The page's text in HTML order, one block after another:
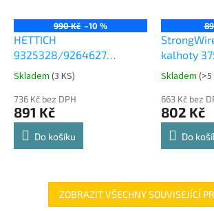
990 Kč –10 %
HETTICH
9325328/9264627
Comfort Spin 360° otočná
police 8kg
Průměrné
produktu
je
4,8
Skladem (3 KS)
736 Kč bez DPH
891 Kč
Do košíku
kalhoty
Průměrné
produktu
je
4,8
Skladem (>5
663 Kč bez
802 Kč
Do
ZOBRAZIT VŠECHNY SOUVISEJÍCÍ